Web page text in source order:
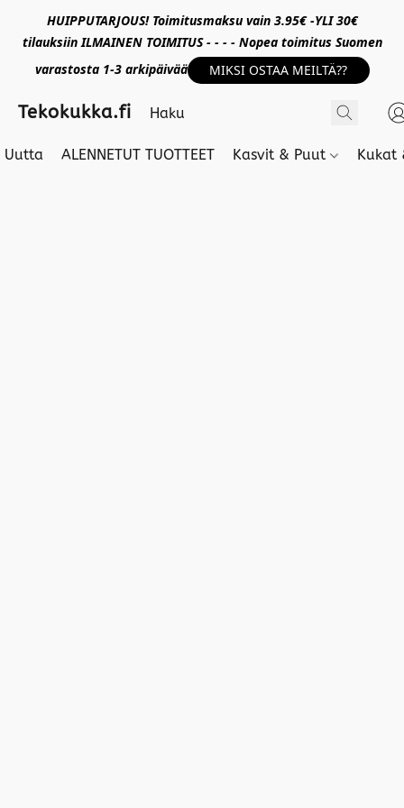
HUIPPUTARJOUS! Toimitusmaksu vain 3.95€ -YLI 30€
tilauksiin ILMAINEN TOIMITUS - - - - Nopea toimitus Suomen
varastosta 1-3 arkipäivää
MIKSI OSTAA MEILTÄ??
Tekokukka.fi
Uutta ALENNETUT TUOTTEET Kasvit & Puut Kukat